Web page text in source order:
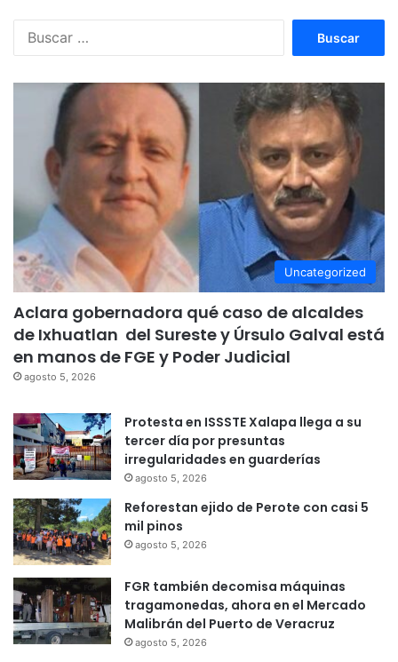
Uncategorized
Aclara gobernadora qué caso de alcaldes
de Ixhuatlan del Sureste y Úrsulo Galval está
en manos de FGE y Poder Judicial
agosto 5, 2026
Protesta en ISSSTE Xalapa llega a su
tercer día por presuntas
irregularidades en guarderías
agosto 5, 2026
Reforestan ejido de Perote con casi 5
mil pinos
agosto 5, 2026
FGR también decomisa máquinas
tragamonedas, ahora en el Mercado
Malibrán del Puerto de Veracruz
agosto 5, 2026